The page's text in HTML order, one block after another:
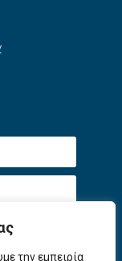
την εμπειρία
και τους